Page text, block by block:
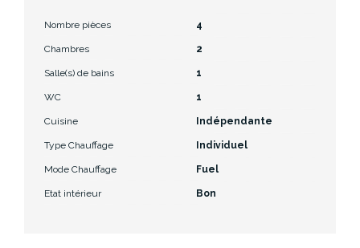
Nombre pièces 4
Chambres 2
Salle(s) de bains 1
WC 1
Cuisine Indépendante
Type Chauffage Individuel
Mode Chauffage Fuel
Etat intérieur Bon